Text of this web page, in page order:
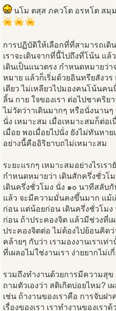
นโม ตสฺส ภควโต อรหโต สมฺ
การปฏิบัติให้เลือกที่ที่สามารถเดิ
เราจะเดินจากที่นี้ไปถึงที่โน้น แล้
เดินเป็นแนวตรง กำหนดหมายว่
หมาย แล้วก็เริ่มด้วยอินทรียสังว
เดียว ไม่เหลียวไปมองคนโน้นค
ลิ้น กาย ใจของเรา ต่อไปชาคริ
ไม่วัดว่าาเดินมากๆ หรือนั่งนาน
นั่ง เหมาะสม เมื่อเหมาะสมก็ต่อ
เมื่อย พอเมื่อยไปนั่ง ยังไม่ทันหา
อย่างนี้คืออิริยาบถไม่เหมาะสม
ระยะแรกๆ เหมาะสมอย่างไรเรา
กำหนดหมายว่า เดินสักครึ่งชั่วโ
เดินครึ่งชั่วโมง นั่ง ๑๐ นาทีสลับ
แล้ว จะมีความมั่นคงขึ้นมาก แม้
ก่อน แต่น้อยก่อน เดินครึ่งชั่วโมง
ก่อน ถ้าประคองจิต แล้วมีช่วงที่
ประคองจิตต่อ ไม่ต้องไปย้อนคิดว่
คล้ายๆ กับว่า เรามองงานเราเท่
ที่เผลอไม่ใช่งานเรา ง่ายยากไม่เ
รวมถึงทำงานด้วยการมีความสุข
ถามตัวเองว่า สติเกิดบ่อยไหม?
เช่น ถ้างานของเราคือ การจับฝ
เรื่องของเรา เราทำงานของเ